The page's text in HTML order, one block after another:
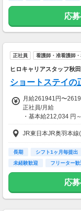
1回の指名につき、
入社4年目：1ヵ月47
指名が入りにくい新人
1日あたり5000円ほ
＜給与例＞
●月収294,624円＋手
●月収396,000円＋指
（1分につき50円・
※勤務日数は各自で
【交通費】
応
正社員 看護師・准看護師
ヒロキャリアスタッフ秋
ショートステイの
月給261941円〜
正社員/月給
・基本給212,034 円
【その他の手当等付
・基本給には、資格
4,500円及びベースア
・当社規定による扶
・退職金制度あり(勤
JR東日本JR奥羽本線
長期 シフト1ヶ月毎提出
未経験歓迎
フリーター歓
応